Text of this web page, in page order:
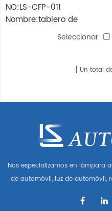
NO:LS-CFP-011
Nombre:tablero de
Seleccionar
Un total
Nos especializamos en lámpara
de automóvil, luz de automóvil,
automático, parte del cuerpo